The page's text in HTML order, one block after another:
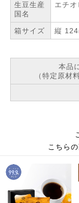
生豆生産
国名
エチ
箱サイズ 縦
本品
（特定原材
こちら